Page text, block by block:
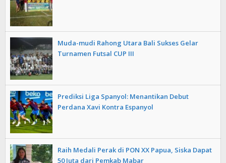
Muda-mudi Rahong Utara Bali Sukses Gelar
Turnamen Futsal CUP III
Prediksi Liga Spanyol: Menantikan Debut
Perdana Xavi Kontra Espanyol
Raih Medali Perak di PON XX Papua, Siska Dapat
50 Juta dari Pemkab Mabar